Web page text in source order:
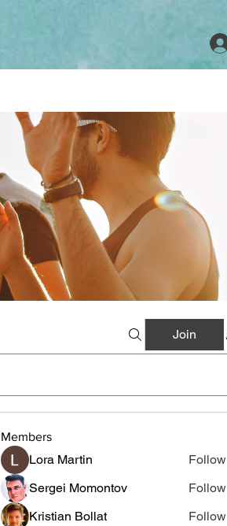
Join
Members
Lora Martin
Follow
Sergei Momontov
Follow
Kristian Bollat
Follow